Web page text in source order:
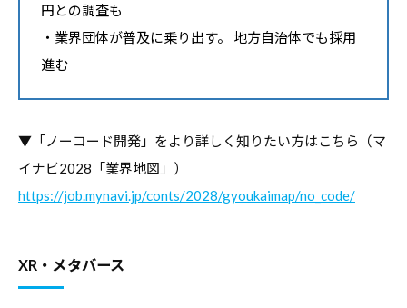
円との調査も
・業界団体が普及に乗り出す。 地方自治体でも採用
進む
▼「ノーコード開発」をより詳しく知りたい方はこちら（マ
イナビ2028「業界地図」）
https://job.mynavi.jp/conts/2028/gyoukaimap/no_code/
XR・メタバース